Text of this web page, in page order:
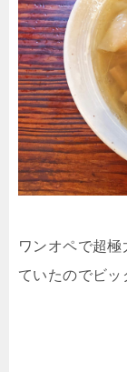
ワンオペで超
ていたのでビッ